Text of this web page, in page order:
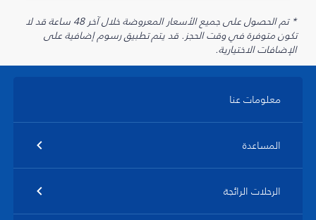
* تم الحصول على جميع الأسعار المعروضة خلال آخر 48 ساعة قد لا
تكون متوفرة في وقت الحجز. قد يتم تطبيق رسوم إضافية على
الإضافات الاختيارية.
معلومات عنا
المساعدة
الرحلات الرائجة